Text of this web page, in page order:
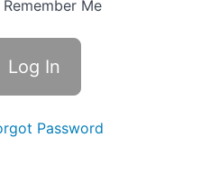
Remember Me
Password